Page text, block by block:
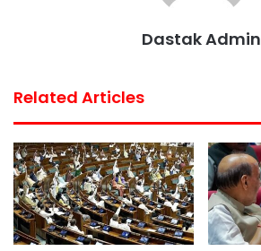
Dastak Admin
Related Articles